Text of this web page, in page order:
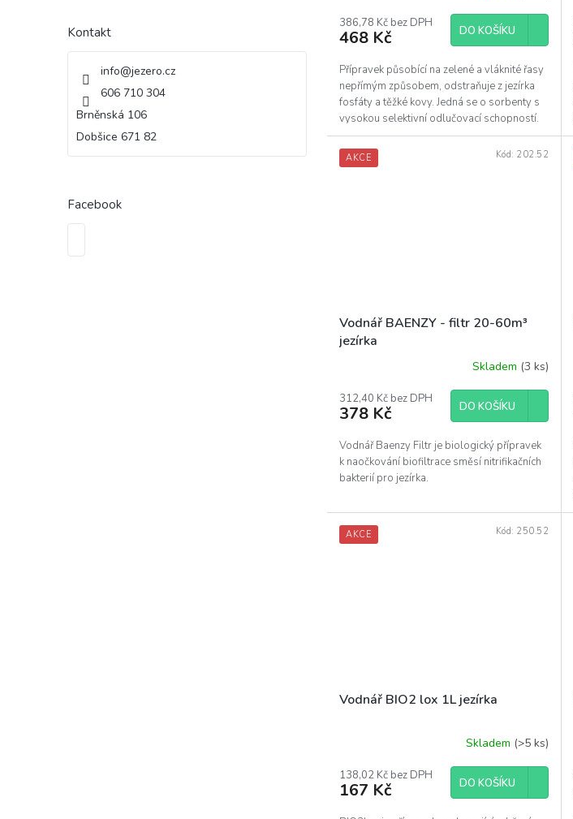
Kontakt
info@jezero.cz
606 710 304
Brněnská 106
Dobšice 671 82
Facebook
386,78 Kč bez DPH
468 Kč DO KOŠÍKU
Přípravek působící na zelené a vláknité řasy
nepřímým způsobem, odstraňuje z jezírka
fosfáty a těžké kovy. Jedná se o sorbenty s
vysokou selektivní odlučovací schopností.
Lze...
AKCE
Vodnář BAENZY - filtr 20-60m³
jezírka
Skladem (3 ks)
312,40 Kč bez DPH
378 Kč DO KOŠÍKU
Vodnář Baenzy Filtr je biologický přípravek
k naočkování biofiltrace směsí nitrifikačních
bakterií pro jezírka.
Kód: 202.52
AKCE
Vodnář BIO2 lox 1L jezírka
Skladem (>5 ks)
138,02 Kč bez DPH
167 Kč DO KOŠÍKU
Kód: 250.52